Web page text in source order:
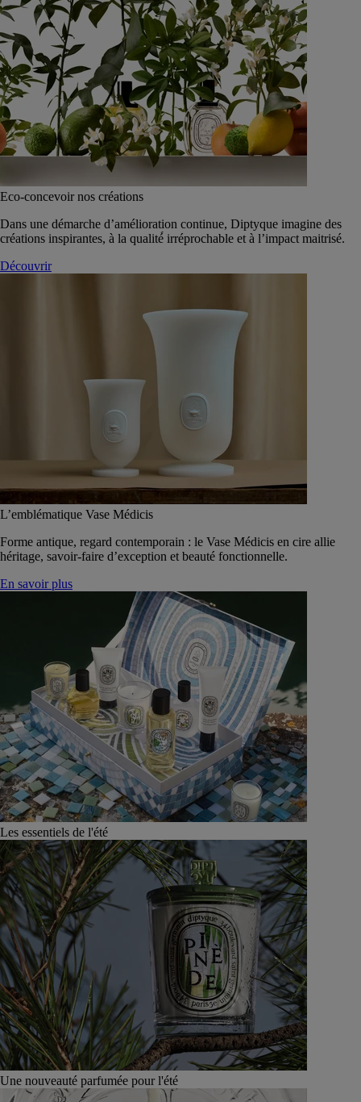
Eco-concevoir nos créations
Dans une démarche d’amélioration continue, Diptyque imagine des
créations inspirantes, à la qualité́ irréprochable et à l’impact maitrisé.
Découvrir
L’emblématique Vase Médicis
Forme antique, regard contemporain : le Vase Médicis en cire allie
héritage, savoir-faire d’exception et beauté fonctionnelle.
En savoir plus
Les essentiels de l'été
Une nouveauté parfumée pour l'été